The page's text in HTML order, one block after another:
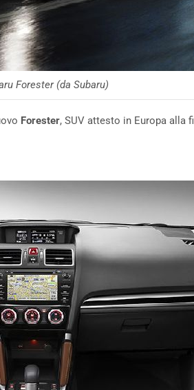
Forester (da Subaru)
Forester, SUV attesto in Europa alla